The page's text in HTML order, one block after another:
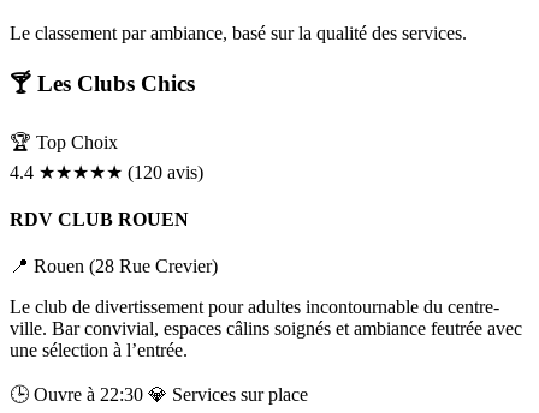
Liens utiles
Blog Qui Sommes-Nous
Le classement par ambiance, basé sur la qualité des services.
🍸 Les Clubs Chics
🏆 Top Choix
4.4 ★★★★★ (120 avis)
RDV CLUB ROUEN
📍 Rouen (28 Rue Crevier)
Le club de divertissement pour adultes incontournable du centre-
ville. Bar convivial, espaces câlins soignés et ambiance feutrée avec
une sélection à l’entrée.
🕒 Ouvre à 22:30 💎 Services sur place